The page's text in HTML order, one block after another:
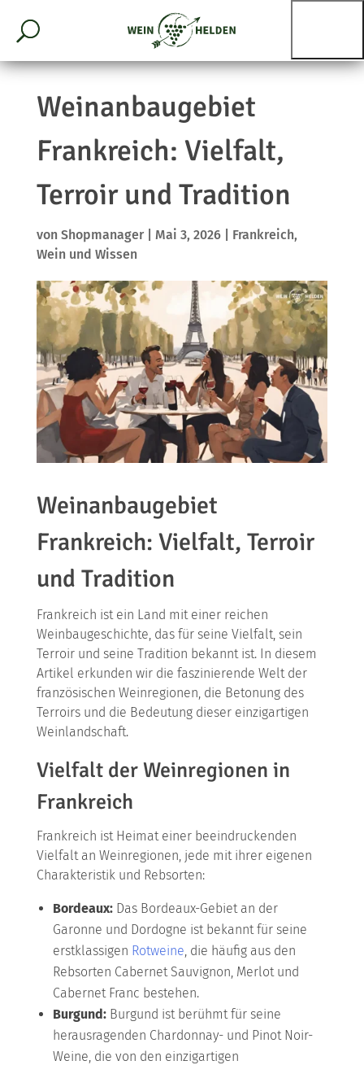
Weinanbaugebiet
Frankreich: Vielfalt,
Terroir und Tradition
von Shopmanager| Mai 3, 2026| Frankreich,
Wein und Wissen
Weinanbaugebiet
Frankreich: Vielfalt, Terroir
und Tradition
Frankreich ist ein Land mit einer reichen
Weinbaugeschichte, das für seine Vielfalt, sein
Terroir und seine Tradition bekannt ist. In diesem
Artikel erkunden wir die faszinierende Welt der
französischen Weinregionen, die Betonung des
Terroirs und die Bedeutung dieser einzigartigen
Weinlandschaft.
Vielfalt der Weinregionen in
Frankreich
Frankreich ist Heimat einer beeindruckenden
Vielfalt an Weinregionen, jede mit ihrer eigenen
Charakteristik und Rebsorten:
Bordeaux: Das Bordeaux-Gebiet an der
Garonne und Dordogne ist bekannt für seine
erstklassigen Rotweine, die häufig aus den
Rebsorten Cabernet Sauvignon, Merlot und
Cabernet Franc bestehen.
Burgund:Burgund ist berühmt für seine
herausragenden Chardonnay- und Pinot Noir-
Weine, die von den einzigartigen